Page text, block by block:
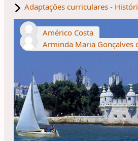
Adaptações curriculares -
Américo Costa
Arminda Maria Gonçalves